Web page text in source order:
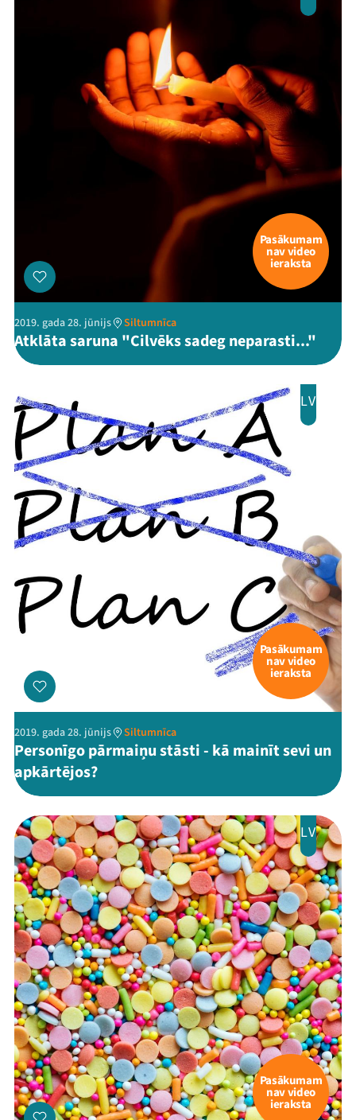
Pasākumam
nav video
ieraksta
2019. gada 28. jūnijs Siltumnīca
Atklāta saruna "Cilvēks sadeg neparasti..."
LV
Pasākumam
nav video
ieraksta
2019. gada 28. jūnijs Siltumnīca
Personīgo pārmaiņu stāsti - kā mainīt sevi un
apkārtējos?
LV
Pasākumam
nav video
ieraksta